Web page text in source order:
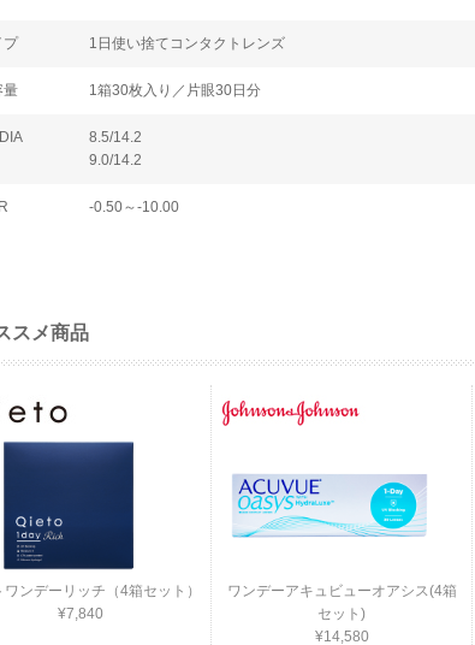
プ 1日使い捨てコンタクトレンズ
量 1箱30枚入り／片眼30日分
8.5/14.2
9.0/14.2
-0.50～-10.00
スメ商品
ンデーリッチ（4箱セット）
¥7,840
ワンデーアキュビューオアシス(4箱
セット)
¥14,580